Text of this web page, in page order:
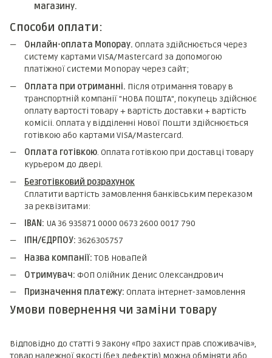
магазину.
Способи оплати:
Онлайн-оплата Monopay. Оплата здійснюється через
систему картами VISA/Mastercard за допомогою
платіжної системи Monopay через сайт;
Оплата при отриманні. Після отримання товару в
транспортній компанії "НОВА ПОШТА", покупець здійснює
оплату вартості товару + вартість доставки + вартість
комicii. Оплата у відділенні Нової Пошти здійснюється
готівкою або картами VISA/Mastercard.
Оплата готівкою. Оплата готівкою при доставці товару
курьером до двері.
Безготівковий розрахунок
Сплатити вартість замовлення банківським переказом
за реквізитами:
IBAN: UA 36 935871 0000 0673 2600 0017 790
ІПН/ЄДРПОУ: 3626305757
Назва компанії: ТОВ НоваПей
Отримувач: ФОП Олійник Денис Олександрович
Призначення платежу: Оплата інтернет-замовлення
Умови повернення чи заміни товару
Відповідно до статті 9 Закону «Про захист прав споживачів»,